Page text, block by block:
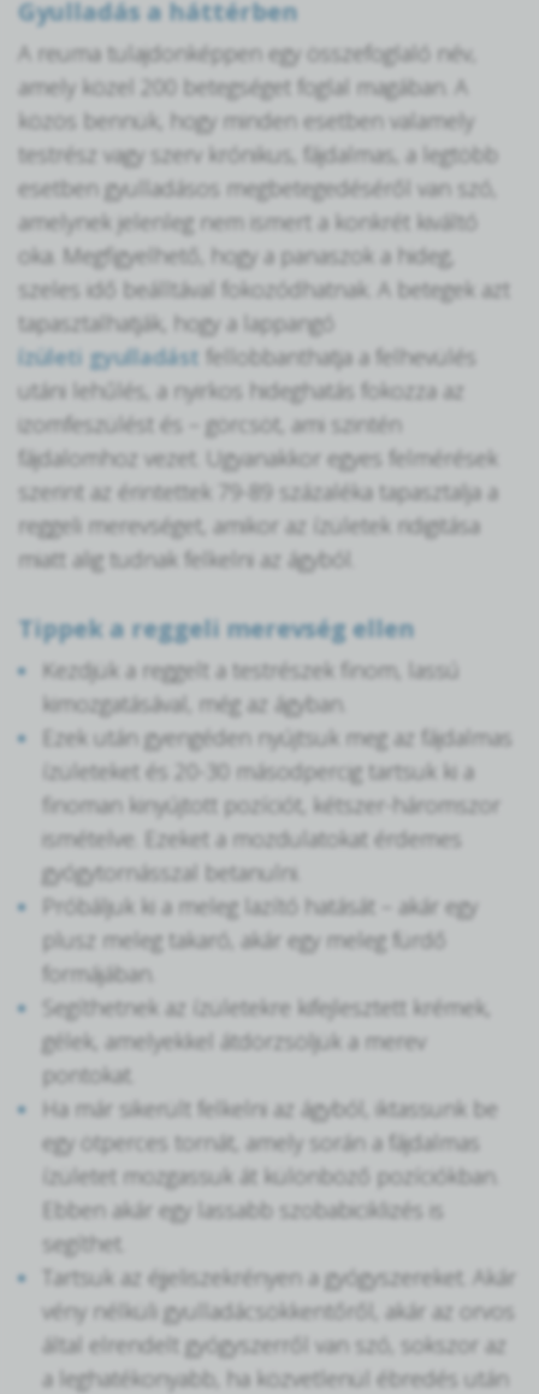
Gyulladás a háttérben
A reuma tulajdonképpen egy összefoglaló név,
amely közel 200 betegséget foglal magában. A
közös bennük, hogy minden esetben valamely
testrész vagy szerv krónikus, fájdalmas, a legtöbb
esetben gyulladásos megbetegedéséről van szó,
amelynek jelenleg nem ismert a konkrét kiváltó
oka. Megfigyelhető, hogy a panaszok a hideg,
szeles idő beálltával fokozódhatnak. A betegek azt
tapasztalhatják, hogy a lappangó
ízületi gyulladást fellobbanthatja a felhevülés
utáni lehűlés, a nyirkos hideghatás fokozza az
izomfeszülést és – görcsöt, ami szintén
fájdalomhoz vezet. Ugyanakkor egyes felmérések
szerint az érintettek 79-89 százaléka tapasztalja a
reggeli merevséget, amikor az ízületek ridigitása
miatt alig tudnak felkelni az ágyból.
Tippek a reggeli merevség ellen
Kezdjük a reggelt a testrészek finom, lassú
kimozgatásával, még az ágyban.
Ezek után gyengéden nyújtsuk meg az fájdalmas
ízületeket és 20-30 másodpercig tartsuk ki a
finoman kinyújtott pozíciót, kétszer-háromszor
ismételve. Ezeket a mozdulatokat érdemes
gyógytornásszal betanulni.
Próbáljuk ki a meleg lazító hatását – akár egy
plusz meleg takaró, akár egy meleg fürdő
formájában.
Segíthetnek az ízületekre kifejlesztett krémek,
gélek, amelyekkel átdörzsöljük a merev
pontokat.
Ha már sikerült felkelni az ágyból, iktassunk be
egy ötperces tornát, amely során a fájdalmas
ízületet mozgassuk át különböző pozíciókban.
Ebben akár egy lassabb szobabiciklizés is
segíthet.
Tartsuk az éjjeliszekrényen a gyógyszereket. Akár
vény nélküli gyulladácsökkentőről, akár az orvos
által elrendelt gyógyszerről van szó, sokszor az
a leghatékonyabb, ha közvetlenül ébredés után